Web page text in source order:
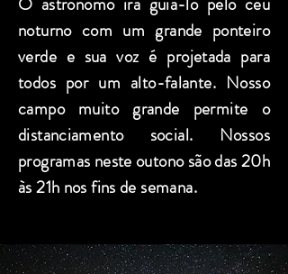
noturno com um grande ponteiro
verde e sua voz é projetada para
todos por um alto-falante. Nosso
campo muito grande permite o
distanciamento social. Nossos
programas neste outono são das 20h
às 21h nos fins de semana.